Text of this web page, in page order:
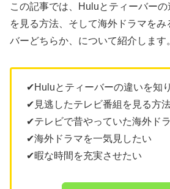
この記事では、Huluとティーバー
を見る方法、そして海外ドラマを
バーどちらか、について紹介します
✔Huluとティーバーの違いを知
✔見逃したテレビ番組を見る方
✔テレビで昔やっていた海外ド
✔海外ドラマを一気見したい
✔暇な時間を充実させたい